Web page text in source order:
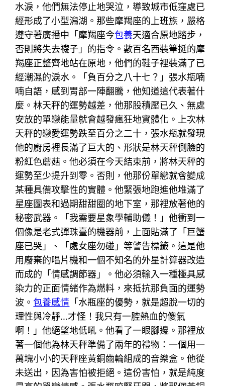
水淚，他們無法停止地哭泣，導致城市低窪處已
經形成了小型潟湖。那些摩羯座的上班族，嚴格
遵守著廣播中「摩羯座今包養天適合原地踏步，
否則將失去襪子」的指令。數百名西裝筆挺的摩
羯座正整齊地站在原地，他們的鞋子裡裝滿了已
經潮濕的淚水。「負百分之八十七？」張水瓶喃
喃自語，感到胃部一陣翻騰，他知道這代表著什
麼。林天秤的運勢越差，他那股積壓已久、無處
安放的單戀能量就會越發瘋狂地實體化。上次林
天秤的戀愛運勢跌至百分之二十，張水瓶就發現
他的廚房裡長滿了巨大的、形狀是林天秤側臉的
粉紅色蘑菇。他必須在今天結束前，將林天秤的
運勢至少提升到零。否則，他那份單戀就會變成
某種具備攻擊性的實體。他緊張地跑進他堆滿了
星座圖表和過期甜甜圈的地下室，那裡放著他的
秘密武器。「我需要星象學輔助儀！」他衝到一
個像是老式彈珠臺的機器前，上面貼滿了「巨蟹
座已哭」、「處女座勿碰」等警告標籤。這是他
用廢棄的唱片機和一個不知名的外星計算器改造
而成的「情感調節器」。他必須輸入一種極具感
染力的正面情緒作為燃料，來抵抗那負面的運勢
波。包養感情 「水瓶座的優勢，就是超脫一切的
理性與冷靜…才怪！我只有一腔熱血的傻氣
啊！」他絕望地低吼。他看了一眼腳邊。那裡放
著一個他為林天秤準備了兩年的禮物：一個用一
萬塊小小的天秤座黃銅齒輪組成的音樂盒。他從
未送出，因為害怕被拒絕。這份害怕，就是純度